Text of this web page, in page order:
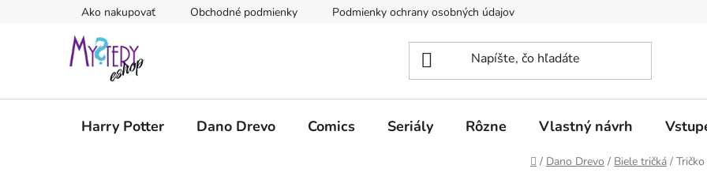
Ako nakupovať Obchodné podmienky Podmienky ochrany osobných údajov
Harry Potter Dano Drevo Comics Seriály Rôzne Vlastný návrh
Domov
/ Dano Drevo / Biele tričká /